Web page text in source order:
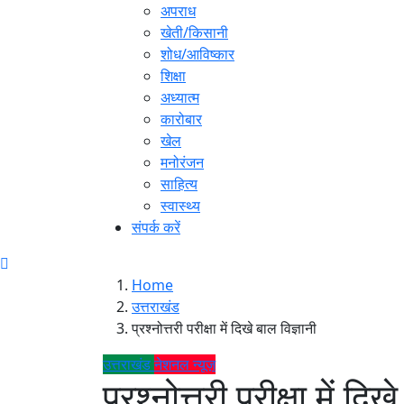
अपराध
खेती/किसानी
शोध/आविष्कार
शिक्षा
अध्यात्म
कारोबार
खेल
मनोरंजन
साहित्य
स्वास्थ्य
संपर्क करें
Home
उत्तराखंड
प्रश्नोत्तरी परीक्षा में दिखे बाल विज्ञानी
उत्तराखंडनेशनल न्यूज़